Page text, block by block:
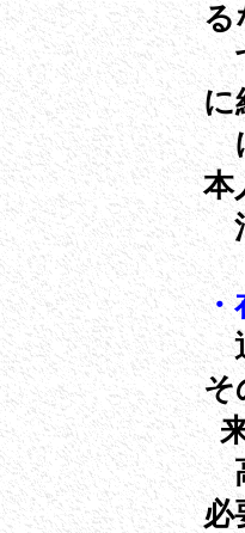
る
本
そ
必